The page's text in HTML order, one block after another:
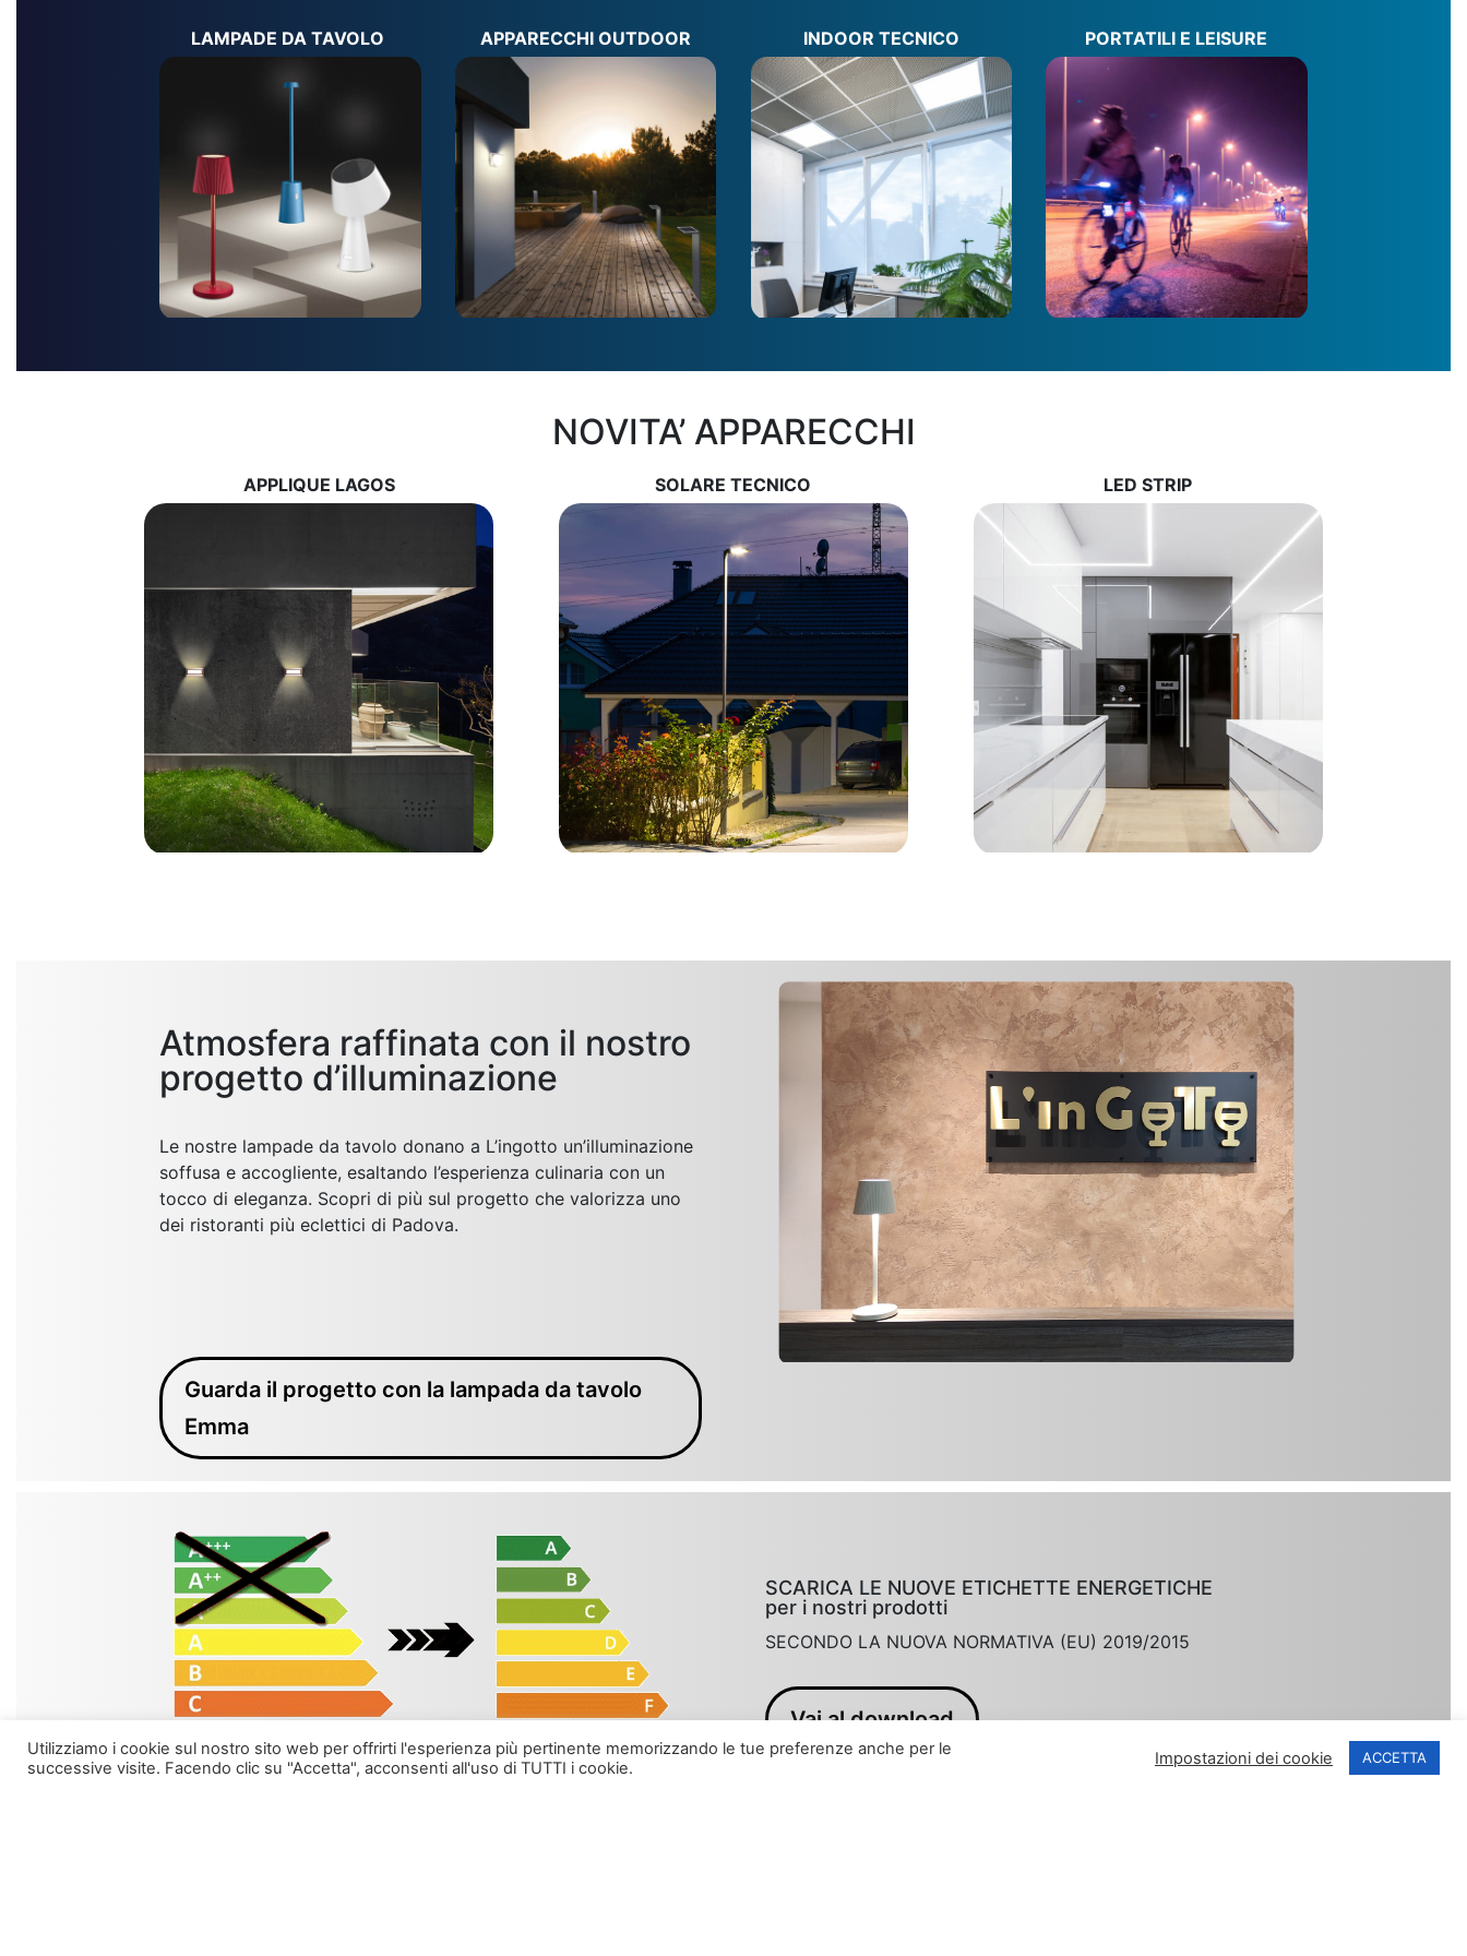
LAMPADE DA TAVOLO APPARECCHI OUTDOOR INDOOR TECNICO PORTATILI E LEISURE
NOVITA’ APPARECCHI
APPLIQUE LAGOS SOLARE TECNICO LED STRIP
Atmosfera raffinata con il nostro
progetto d’illuminazione
Le nostre lampade da tavolo donano a L’ingotto un’illuminazione
soffusa e accogliente, esaltando l’esperienza culinaria con un
tocco di eleganza. Scopri di più sul progetto che valorizza uno
dei ristoranti più eclettici di Padova.
Guarda il progetto con la lampada da tavolo
Emma
SCARICA LE NUOVE ETICHETTE ENERGETICHE
per i nostri prodotti
SECONDO LA NUOVA NORMATIVA (EU) 2019/2015
Vai al download
Utilizziamo i cookie sul nostro sito web per offrirti l'esperienza più pertinente memorizzando le tue preferenze anche per le
successive visite. Facendo clic su "Accetta", acconsenti all'uso di TUTTI i cookie.
Impostazioni dei cookie ACCETTA